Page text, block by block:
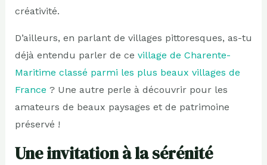
créativité.
D’ailleurs, en parlant de villages pittoresques, as-tu
déjà entendu parler de ce village de Charente-
Maritime classé parmi les plus beaux villages de
France ? Une autre perle à découvrir pour les
amateurs de beaux paysages et de patrimoine
préservé !
Une invitation à la sérénité